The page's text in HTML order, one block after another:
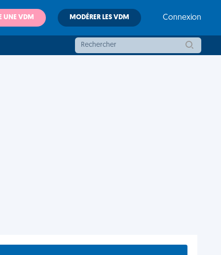
UNE VDM MODÉRER LES VDM Connexion